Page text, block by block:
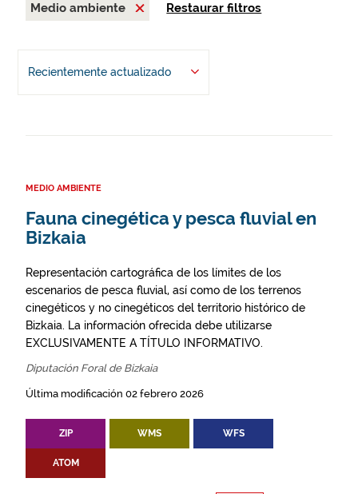
Medio ambiente
Restaurar filtros
Recientemente actualizado
MEDIO AMBIENTE
Fauna cinegética y pesca fluvial en
Bizkaia
Representación cartográfica de los límites de los
escenarios de pesca fluvial, así como de los terrenos
cinegéticos y no cinegéticos del territorio histórico de
Bizkaia. La información ofrecida debe utilizarse
EXCLUSIVAMENTE A TÍTULO INFORMATIVO.
Diputación Foral de Bizkaia
Última modificación 02 febrero 2026
ZIP WMS WFS
ATOM